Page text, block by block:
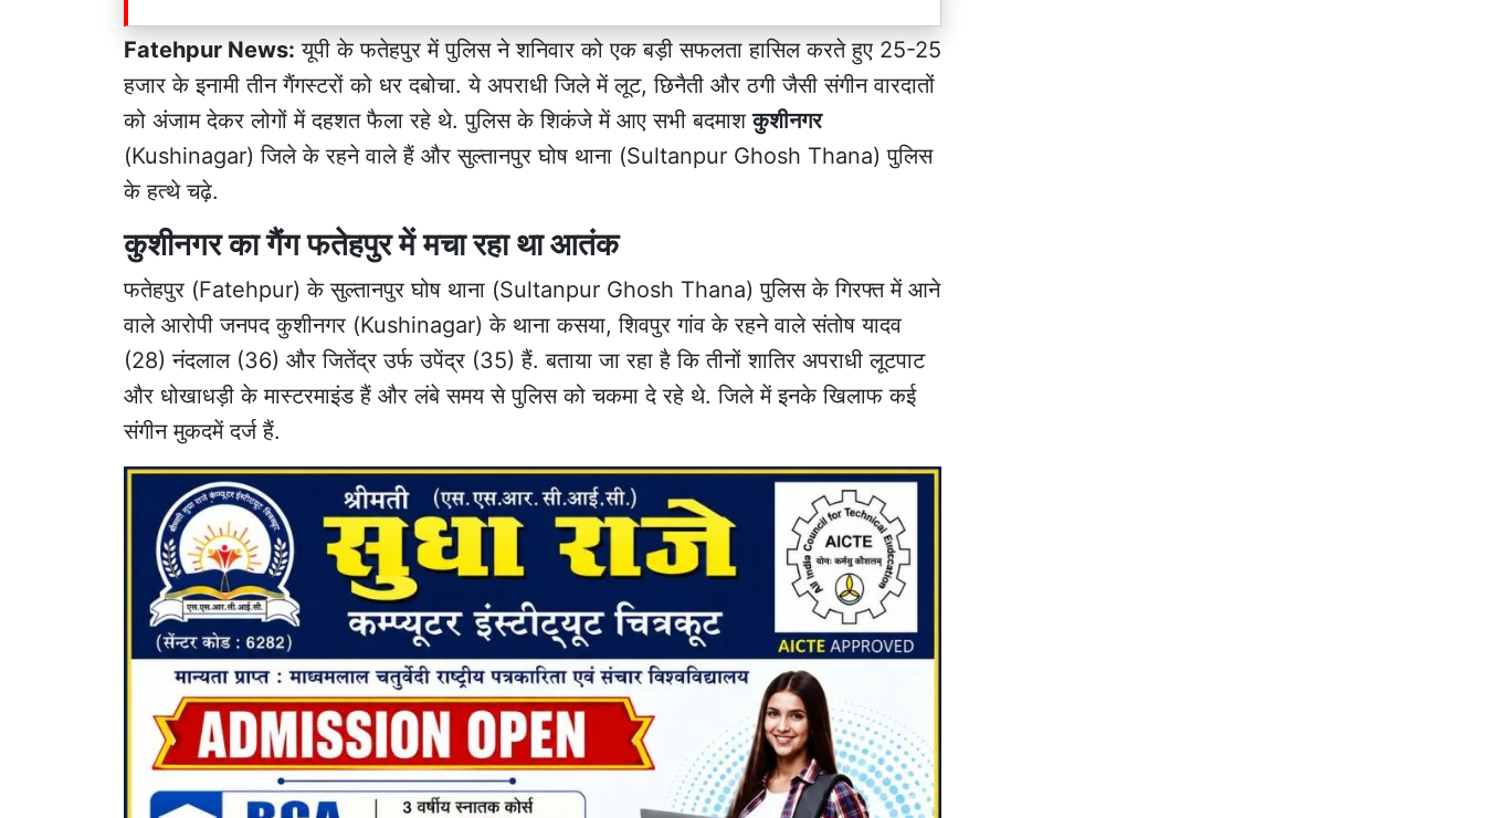
Fatehpur News: यूपी केफतेहपुर में पुलिस ने शनिवार को एक बड़ी सफलता हासिल करते हुए 25-25
हजार के इनामी तीन गैंगस्टरों को धर दबोचा. ये अपराधी जिले में लूट, छिनैती और ठगी जैसी संगीन वारदातों
को अंजाम देकर लोगों में दहशत फैला रहे थे. पुलिस के शिकंजे में आए सभी बदमाशकुशीनगर
(Kushinagar) जिले के रहने वाले हैं और सुल्तानपुर घोष थाना (Sultanpur Ghosh Thana) पुलिस
के हत्थे चढ़े.
कुशीनगर का गैंग फतेहपुर में मचा रहा था आतंक
फतेहपुर (Fatehpur) के सुल्तानपुर घोष थाना (Sultanpur Ghosh Thana) पुलिस के गिरफ्त में आने
वाले आरोपी जनपद कुशीनगर (Kushinagar) के थाना कसया, शिवपुर गांव के रहने वाले संतोष यादव
(28) नंदलाल (36) और जितेंद्र उर्फ उपेंद्र (35) हैं. बताया जा रहा है कि तीनों शातिर अपराधी लूटपाट
और धोखाधड़ी के मास्टरमाइंड हैं और लंबे समय से पुलिस को चकमा दे रहे थे. जिले में इनके खिलाफ कई
संगीन मुकदमें दर्ज हैं.